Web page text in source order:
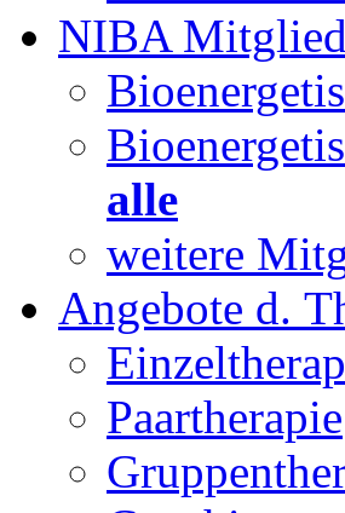
NIBA
alle
weitere
Angebote d.
Paartherapie